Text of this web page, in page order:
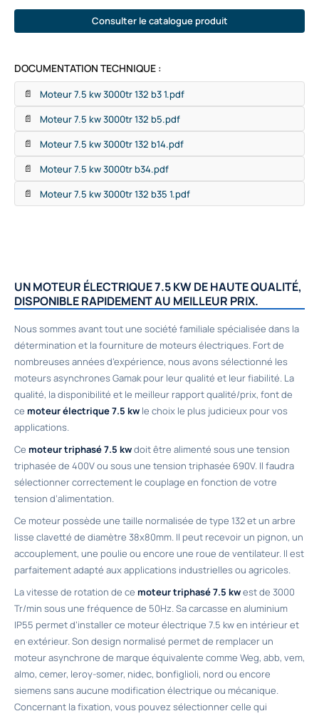
Consulter le catalogue produit
DOCUMENTATION TECHNIQUE :
📄 Moteur 7.5 kw 3000tr 132 b3 1.pdf
📄 Moteur 7.5 kw 3000tr 132 b5.pdf
📄 Moteur 7.5 kw 3000tr 132 b14.pdf
📄 Moteur 7.5 kw 3000tr b34.pdf
📄 Moteur 7.5 kw 3000tr 132 b35 1.pdf
UN MOTEUR ÉLECTRIQUE 7.5 KW DE HAUTE QUALITÉ,
DISPONIBLE RAPIDEMENT AU MEILLEUR PRIX.
Nous sommes avant tout une société familiale spécialisée dans la
détermination et la fourniture de moteurs électriques. Fort de
nombreuses années d’expérience, nous avons sélectionné les
moteurs asynchrones Gamak pour leur qualité et leur fiabilité. La
qualité, la disponibilité et le meilleur rapport qualité/prix, font de
ce moteur électrique 7.5 kw le choix le plus judicieux pour vos
applications.
Ce moteur triphasé 7.5 kwdoit être alimenté sous une tension
triphasée de 400V ou sous une tension triphasée 690V. Il faudra
sélectionner correctement le couplage en fonction de votre
tension d’alimentation.
Ce moteur possède une taille normalisée de type 132 et un arbre
lisse clavetté de diamètre 38x80mm. Il peut recevoir un pignon, un
accouplement, une poulie ou encore une roue de ventilateur. Il est
parfaitement adapté aux applications industrielles ou agricoles.
La vitesse de rotation de ce moteur triphasé 7.5 kwest de 3000
Tr/min sous une fréquence de 50Hz.Sa carcasse en aluminium
IP55 permet d’installer ce moteur électrique 7.5 kw en intérieur et
en extérieur. Son design normalisé permet de remplacer un
moteur asynchrone de marque équivalente comme Weg, abb, vem,
almo, cemer, leroy-somer, nidec, bonfiglioli, nord ou encore
siemens sans aucune modification électrique ou mécanique.
Concernant la fixation, vous pouvez sélectionner celle qui